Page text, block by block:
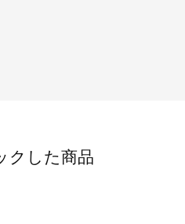
クした商品